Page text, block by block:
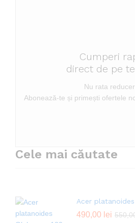
Cumperi
direct de pe
Nu rata
Abonează-te și primești ofertele
Cele mai căutate
Acer
490,00 lei